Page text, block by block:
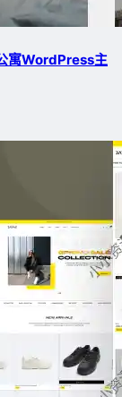
寓WordPress主